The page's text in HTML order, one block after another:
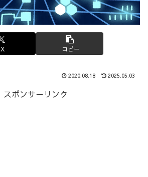
X コピー
2020.08.18 2025.05.03
スポンサーリンク